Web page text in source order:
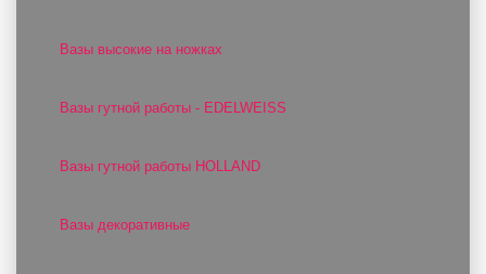
Вазы высокие на ножках
Вазы гутной работы - EDELWEISS
Вазы гутной работы HOLLAND
Вазы декоративные